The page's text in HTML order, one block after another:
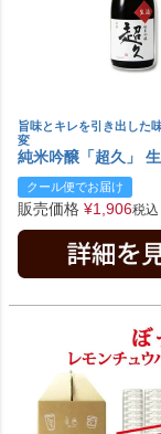
旨味とキレを引き出した
変
純米吟醸「超久」
クール便でお届け
販売価格 ¥1,906税込